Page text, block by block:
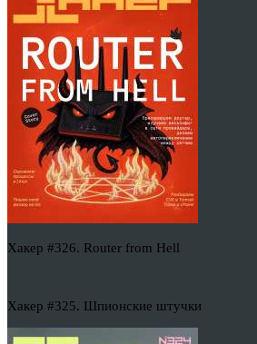
Хакер #326. Router from Hell
Хакер #325. Шпионские штучки